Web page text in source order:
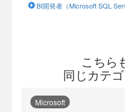
BI開発者（Microsoft SQL
こちら
同じカテ
Microsoft